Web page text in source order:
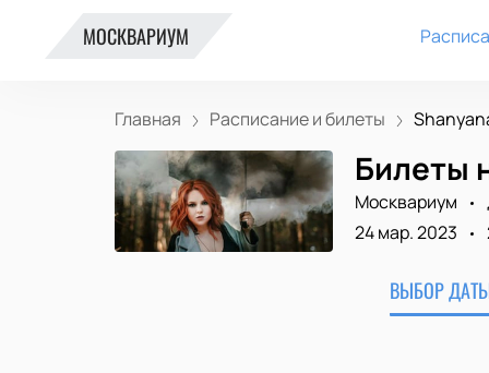
МОСКВАРИУМ
Главная Расписание и билеты
Билеты
Москвариум
24 мар. 2023
ВЫБОР